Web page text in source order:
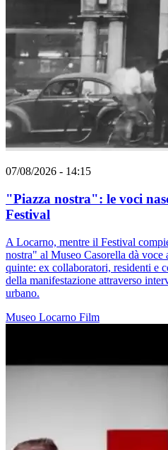
07/08/2026 - 14:15
"Piazza nostra": le voci
Festival
A Locarno, mentre il Festival
nostra" al Museo Casorella dà voce
quinte: ex collaboratori, residenti e
della manifestazione attraverso
urbano.
Museo Locarno Film